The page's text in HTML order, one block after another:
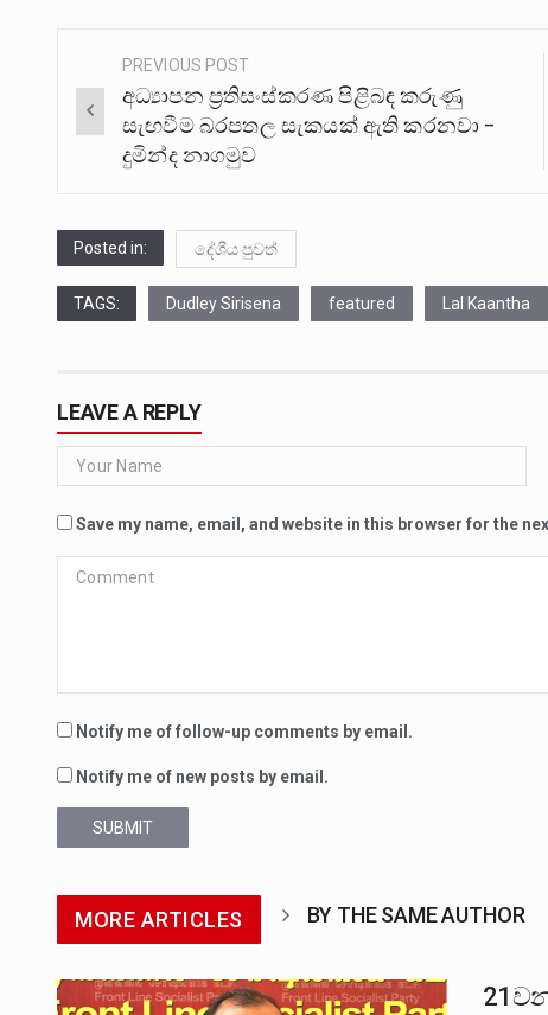
Post
navigation
PREVIOUS POST
අධ්‍යාපන ප්‍රතිසංස්කරණ පිළිබඳ කරුණු
සැඟවීම බරපතල සැකයක් ඇති කරනවා –
දුමින්ද නාගමුව
Posted in: දේශීය පුවත්
TAGS: Dudley Sirisena featured Lal Kaantha
LEAVE A REPLY
Save my name, email, and website in this browser for the
Notify me of follow-up comments by email.
Notify me of new posts by email.
SUBMIT
MORE ARTICLES BY THE SAME AUTHOR